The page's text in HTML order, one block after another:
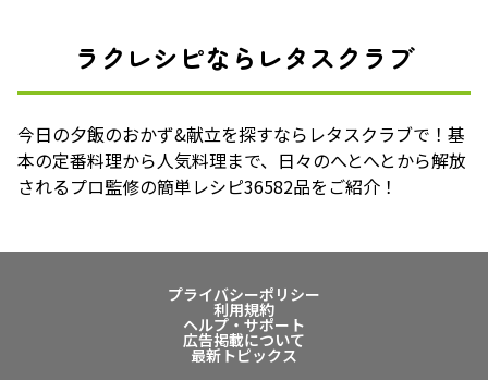
ラクレシピならレタスクラブ
今日の夕飯のおかず&献立を探すならレタスクラブで！基
本の定番料理から人気料理まで、日々のへとへとから解放
されるプロ監修の簡単レシピ36582品をご紹介！
プライバシーポリシー
利用規約
ヘルプ・サポート
広告掲載について
最新トピックス